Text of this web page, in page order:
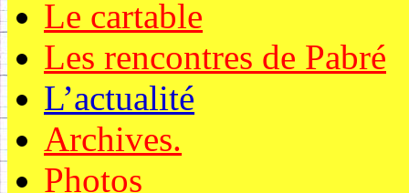
Le cartable
Les rencontres de Pabré
L’actualité
Archives.
Photos